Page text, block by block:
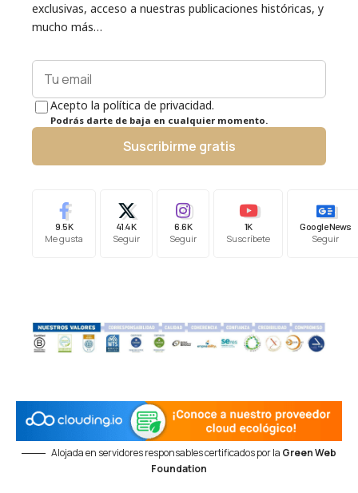
exclusivas, acceso a nuestras publicaciones históricas, y
mucho más…
Acepto la política de privacidad.
Podrás darte de baja en cualquier momento.
Suscribirme gratis
9.5K
Me gusta
41.4K
Seguir
6.6K
Seguir
1K
Suscríbete
Google News
Seguir
Alojada en servidores responsables certificados por la Green Web
Foundation